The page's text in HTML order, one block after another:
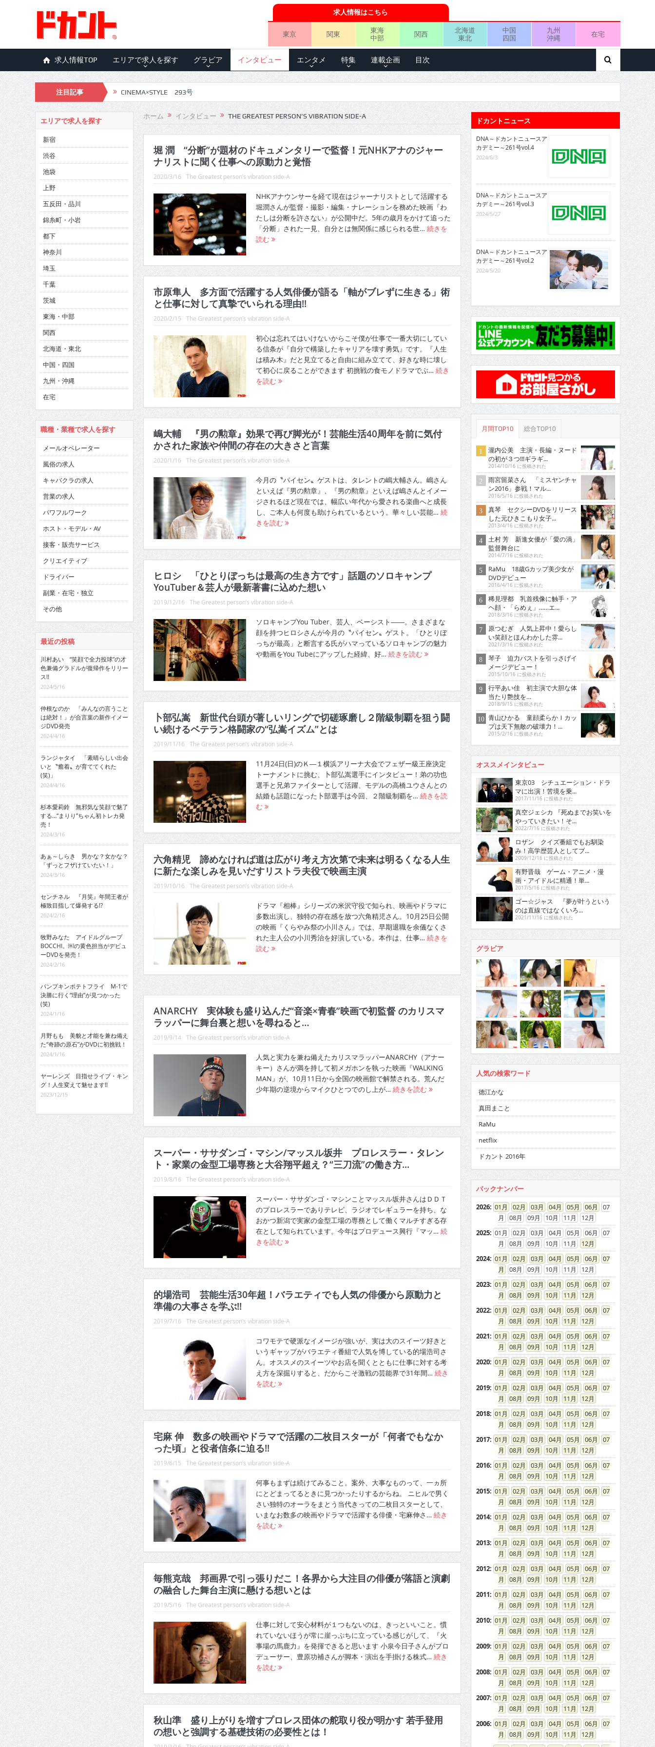
求人情報はこちら
東京 関東
東海
中部
関西
北海道
東北
中国
四国
九州
沖縄
在宅
求人情報TOP エリアで求人を探す グラビア インタビュー エンタメ 特集 連載企画 目次
注目記事 CINEMA×STYLE 293号
CINEMA×STYLE 292号
CINEMA×STYLE 291号
CINEMA×STYLE 290号
CINEMA×STYLE 289号
CINEMA×STYLE 288号
CINEMA×STYLE 287号
CINEMA×STYLE 286号
CINEMA×STYLE 285号
CINEMA×STYLE 294号
ホーム インタビュー THE GREATEST PERSON’S VIBRATION SIDE-A
堀 潤 “分断”が題材のドキュメンタリーで監督！元NHKアナのジャー
ナリストに聞く仕事への原動力と覚悟
2020/3/16 The Greatest person’s vibration side-A
NHKアナウンサーを経て現在はジャーナリストとして活躍する
堀潤さんが監督・撮影・編集・ナレーションを務めた映画『わ
たしは分断を許さない』が公開中だ。5年の歳月をかけて追った
「分断」された一見、自分とは無関係に感じられる世… 続きを
読む
市原隼人 多方面で活躍する人気俳優が語る「軸がブレずに生きる」術
と仕事に対して真摯でいられる理由!!
2020/2/15 The Greatest person’s vibration side-A
初心は忘れてはいけないからこそ僕が仕事で一番大切にしてい
る信条が『自分で構築したキャリアを壊す勇気』です。『人生
は積み木』だと見立てると自由に組み立てて、好きな時に壊し
て初心に戻ることができます 初挑戦の食モノドラマでぶ… 続き
を読む
嶋大輔 『男の勲章』効果で再び脚光が！芸能生活40周年を前に気付
かされた家族や仲間の存在の大きさと言葉
2020/1/16 The Greatest person’s vibration side-A
今月の〝パイセン〟ゲストは、タレントの嶋大輔さん。嶋さん
といえば『男の勲章』、『男の勲章』といえば嶋さんとイメー
ジされるほど現在では、幅広い年代から愛される楽曲へと成長
し、ご本人も何度も助けられているという。華々しい芸能… 続
きを読む
ヒロシ 「ひとりぼっちは最高の生き方です」話題のソロキャンプ
YouTuber＆芸人が最新著書に込めた想い
2019/12/16 The Greatest person’s vibration side-A
ソロキャンプYou Tuber、芸人、ベーシスト――。さまざまな
顔を持つヒロシさんが今月の〝パイセン〟ゲスト。「ひとりぼ
っちが最高」と断言する氏がハマっているソロキャンプの魅力
や動画をYou Tubeにアップした経緯、好… 続きを読む
卜部弘嵩 新世代台頭が著しいリングで切磋琢磨し２階級制覇を狙う闘
い続けるベテラン格闘家の“弘嵩イズム”とは
2019/11/16 The Greatest person’s vibration side-A
11月24日(日)のＫ―１横浜アリーナ大会でフェザー級王座決定
トーナメントに挑む、卜部弘嵩選手にインタビュー！弟の功也
選手と兄弟ファイターとして活躍、モデルの高橋ユウさんとの
結婚も話題になった卜部選手は今回、２階級制覇を… 続きを読
む
六角精児 諦めなければ道は広がり考え方次第で未来は明るくなる人生
に新たな楽しみを見いだすリストラ夫役で映画主演
2019/10/16 The Greatest person’s vibration side-A
ドラマ『相棒』シリーズの米沢守役で知られ、映画やドラマに
多数出演し、独特の存在感を放つ六角精児さん。10月25日公開
の映画『くらやみ祭の小川さん』では、早期退職を余儀なくさ
れた主人公の小川秀治を好演している。本作は、仕事… 続きを
読む
ANARCHY 実体験も盛り込んだ“音楽×青春”映画で初監督 のカリスマ
ラッパーに舞台裏と想いを尋ねると…
2019/9/14 The Greatest person’s vibration side-A
人気と実力を兼ね備えたカリスマラッパーANARCHY（アナー
キー）さんが満を持して初メガホンを執った映画『WALKING
MAN』が、10月11日から全国の映画館で解禁される。荒んだ
少年期の逆境からマイクひとつでのし上が… 続きを読む
スーパー・ササダンゴ・マシン/マッスル坂井 プロレスラー・タレン
ト・家業の金型工場専務と大谷翔平超え？“三刀流”の働き方...
2019/8/16 The Greatest person’s vibration side-A
スーパー・ササダンゴ・マシンことマッスル坂井さんはＤＤＴ
のプロレスラーでありテレビ、ラジオでレギュラーを持ち、な
おかつ新潟で実家の金型工場の専務として働くマルチすぎる存
在として知られています。今年はプロデュース興行『マッ… 続
きを読む
的場浩司 芸能生活30年超！バラエティでも人気の俳優から原動力と
準備の大事さを学ぶ!!
2019/7/16 The Greatest person’s vibration side-A
コワモテで硬派なイメージが強いが、実は大のスイーツ好きと
いうギャップがバラエティ番組で人気を博している的場浩司さ
ん。オススメのスイーツやお店を聞くとともに仕事に対する考
え方を深掘りすると、だからこそ激戦の芸能界で31年間… 続き
を読む
宅麻 伸 数多の映画やドラマで活躍の二枚目スターが「何者でもなか
った頃」と役者信条に迫る!!
2019/6/15 The Greatest person’s vibration side-A
何事もまずは続けてみること。案外、大事なものって、一ヵ所
にとどまってるときに見つかったりするからね。 ニヒルで男く
さい独特のオーラをまとう当代きっての二枚目スターとして、
いまなお数多の映画やドラマで活躍する俳優・宅麻伸さ… 続き
を読む
毎熊克哉 邦画界で引っ張りだこ！各界から大注目の俳優が落語と演劇
の融合した舞台主演に懸ける想いとは
2019/5/16 The Greatest person’s vibration side-A
仕事に対して安心材料が１つもないのは、きっといいこと。慣
れていないほうが常に崖っぷちに立っている感じがして、『火
事場の馬鹿力』を発揮できると思います 小泉今日子さんがプロ
デューサー、豊原功補さんが脚本・演出を手掛ける株式… 続き
を読む
秋山準 盛り上がりを増すプロレス団体の舵取り役が明かす 若手登用
の想いと強調する基礎技術の必要性とは！
エリアで求人を探す
新宿
渋谷
池袋
上野
五反田・品川
錦糸町・小岩
都下
神奈川
埼玉
千葉
茨城
東海・中部
関西
北海道・東北
中国・四国
九州・沖縄
在宅
職種・業種で求人を探す
メールオペレーター
風俗の求人
キャバクラの求人
営業の求人
パワフルワーク
ホスト・モデル・AV
接客・販売サービス
クリエイティブ
ドライバー
副業・在宅・独立
その他
最近の投稿
川村あい “笑顔で全力投球”の才
色兼備グラドルが復帰作をリリー
ス!!
2024/5/16
仲根なのか 「みんなの言うこと
は絶対！」が合言葉の新作イメー
ジDVD発売
2024/4/16
ランジャタイ 「素晴らしい出会
いと〝癒着〟が育ててくれた
(笑)」
2024/4/16
杉本愛莉鈴 無邪気な笑顔で魅了
する…“まりり”ちゃん初トレカ発
売！
2024/3/16
あぁ～しらき 男かな？女かな？
「ずっとフザけていたい！」
2024/3/16
センチネル 『月笑』年間王者が
極致目指して爆発する!?
2024/2/16
牧野みなた アイドルグループ
BOCCHI。￼の黄色担当がデビュ
ーDVDを発売！
2024/2/16
パンプキンポテトフライ M-1で
決勝に行く“理由”が見つかった
(笑)
2024/1/16
月野もも 美貌と才能を兼ね備え
た“奇跡の原石”がDVDに初挑戦！
2024/1/16
ヤーレンズ 目指せライブ・キン
グ！人生変えて魅せます!!
2023/12/15
ドカントニュース
DNA～ドカントニュースア
カデミー～261号vol.4
2024/6/3
DNA～ドカントニュースア
カデミー～261号vol.3
2024/5/27
DNA～ドカントニュースア
カデミー～261号vol.2
2024/5/20
月間TOP10 総合TOP10
瀧内公美 主演・長編・ヌード
の初が３つ!!!ギラギ...
2014/10/16 に投稿された
雨宮留菜さん 「ミスヤンチャ
ン2016」参戦！マル...
2016/5/16 に投稿された
真琴 セクシーDVDをリリース
した元ひきこもり女子...
2013/4/16 に投稿された
土村 芳 新進女優が「愛の渦」
監督舞台に
2014/7/16 に投稿された
RaMu 18歳Gカップ美少女が
DVDデビュー
2016/4/16 に投稿された
稀見理都 乳首残像に触手・ア
ヘ顔・「らめぇ」……エ...
2018/3/16 に投稿された
原つむぎ 人気上昇中！愛らし
い笑顔とほんわかした雰...
2021/3/16 に投稿された
琴子 迫力バストを引っさげイ
メージデビュー！
2015/10/16 に投稿された
行平あい佳 初主演で大胆な体
当たり艶技を…
2018/9/15 に投稿された
青山ひかる 童顔柔らかＩカッ
プは天下無敵の破壊力！...
2015/2/16 に投稿された
オススメインタビュー
東京03 シチュエーション・ドラ
マに出演！苦境を乗...
2017/11/16 に投稿された
真空ジェシカ 『死ぬまでお笑いを
やっていきたい！そ...
2022/7/16 に投稿された
ロザン クイズ番組でもお馴染
み！高学歴芸人としてブ...
2009/12/16 に投稿された
有野晋哉 ゲーム・アニメ・漫
画・アイドルに精通！単...
2017/5/16 に投稿された
ゴー☆ジャス 『夢が叶うという
のは直線ではなくいろ...
2021/11/16 に投稿された
グラビア
人気の検索ワード
徳江かな
真田まこと
RaMu
netflix
ドカント 2016年
バックナンバー
2026: 01 02 03 04 05 06
07
08
09 10 11
12
2025: 01 02 03 04 05 06
07
08
09 10 11
12
2024: 01 02 03 04 05 06
07
08
09 10 11
12
2023: 01 02 03 04 05 06
07
08
09 10 11
12
2022: 01 02 03 04 05 06
07
08
09 10 11
12
2021: 01 02 03 04 05 06
07
08
09 10 11
12
2020: 01 02 03 04 05 06
07
08
09 10 11
12
2019: 01 02 03 04 05 06
07
08
09 10 11
12
2018: 01 02 03 04 05 06
07
08
09 10 11
12
2017: 01 02 03 04 05 06
07
08
09 10 11
12
2016: 01 02 03 04 05 06
07
08
09 10 11
12
2015: 01 02 03 04 05 06
07
08
09 10 11
12
2014: 01 02 03 04 05 06
07
08
09 10 11
12
2013: 01 02 03 04 05 06
07
08
09 10 11
12
2012: 01 02 03 04 05 06
07
08
09 10 11
12
2011: 01 02 03 04 05 06
07
08
09 10 11
12
2010: 01 02 03 04 05 06
07
08
09 10 11
12
2009: 01 02 03 04 05 06
07
08
09 10 11
12
2008: 01 02 03 04 05 06
07
08
09 10 11
12
2007: 01 02 03 04 05 06
07
08
09 10 11
12
2006: 01 02 03 04 05 06
07
08
09 10 11
12